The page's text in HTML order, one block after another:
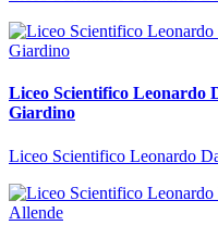
Liceo Scientifico Leonardo
Giardino
Liceo Scientifico Leonardo